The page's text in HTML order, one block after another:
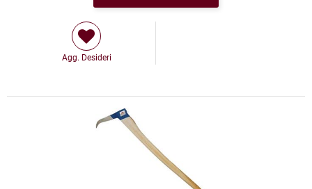
Agg. Desideri